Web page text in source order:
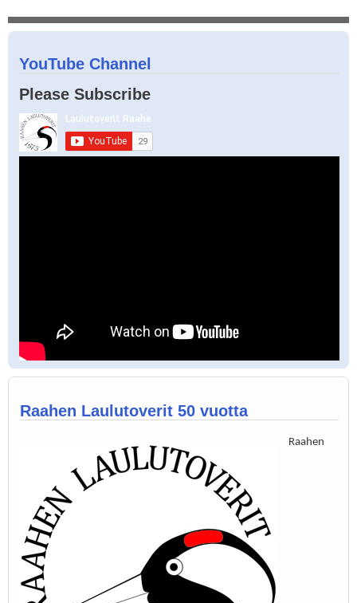
YouTube Channel
Please Subscribe
Raahen Laulutoverit 50 vuotta
Raahen